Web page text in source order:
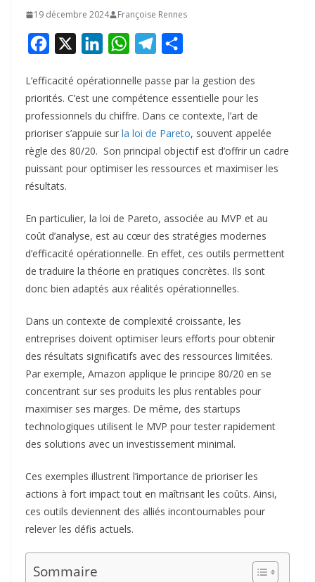
19 décembre 2024 Françoise Rennes
c
e
b
o
o
k
n
k
e
d
I
W
a
t
s
A
p
l
e
g
r
a
r
t
a
g
e
L’efficacité opérationnelle passe par la gestion des
priorités. C’est une compétence essentielle pour les
professionnels du chiffre. Dans ce contexte, l’art de
prioriser s’appuie sur la loi de Pareto, souvent appelée
règle des 80/20. Son principal objectif est d’offrir un cadre
puissant pour optimiser les ressources et maximiser les
résultats.
En particulier, la loi de Pareto, associée au MVP et au
coût d’analyse, est au cœur des stratégies modernes
d’efficacité opérationnelle. En effet, ces outils permettent
de traduire la théorie en pratiques concrètes. Ils sont
donc bien adaptés aux réalités opérationnelles.
Dans un contexte de complexité croissante, les
entreprises doivent optimiser leurs efforts pour obtenir
des résultats significatifs avec des ressources limitées.
Par exemple, Amazon applique le principe 80/20 en se
concentrant sur ses produits les plus rentables pour
maximiser ses marges. De même, des startups
technologiques utilisent le MVP pour tester rapidement
des solutions avec un investissement minimal.
Ces exemples illustrent l’importance de prioriser les
actions à fort impact tout en maîtrisant les coûts. Ainsi,
ces outils deviennent des alliés incontournables pour
relever les défis actuels.
Sommaire